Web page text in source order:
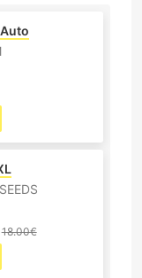
18.00€